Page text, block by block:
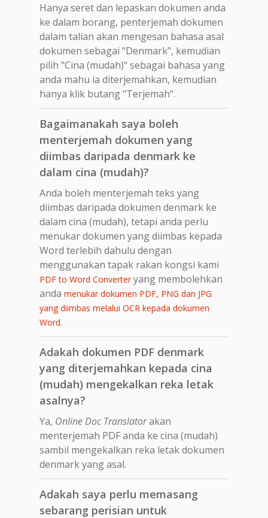
Hanya seret dan lepaskan dokumen anda
ke dalam borang, penterjemah dokumen
dalam talian akan mengesan bahasa asal
dokumen sebagai "Denmark", kemudian
pilih "Cina (mudah)" sebagai bahasa yang
anda mahu ia diterjemahkan, kemudian
hanya klik butang "Terjemah".
Bagaimanakah saya boleh
menterjemah dokumen yang
diimbas daripada denmark ke
dalam cina (mudah)?
Anda boleh menterjemah teks yang
diimbas daripada dokumen denmark ke
dalam cina (mudah), tetapi anda perlu
menukar dokumen yang diimbas kepada
Word terlebih dahulu dengan
menggunakan tapak rakan kongsi kami
PDF to Word Converteryang membolehkan
anda menukar dokumen PDF, PNG dan JPG
yang diimbas melalui OCR kepada dokumen
Word.
Adakah dokumen PDF denmark
yang diterjemahkan kepada cina
(mudah) mengekalkan reka letak
asalnya?
Ya, Online Doc Translatorakan
menterjemah PDF anda ke cina (mudah)
sambil mengekalkan reka letak dokumen
denmark yang asal.
Adakah saya perlu memasang
sebarang perisian untuk